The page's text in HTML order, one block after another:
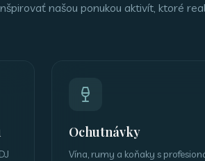
našou ponukou aktivít, ktoré
Ochutnávky
Vína, rumy a koňaky s